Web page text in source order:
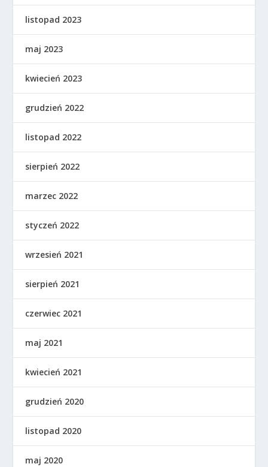
listopad 2023
maj 2023
kwiecień 2023
grudzień 2022
listopad 2022
sierpień 2022
marzec 2022
styczeń 2022
wrzesień 2021
sierpień 2021
czerwiec 2021
maj 2021
kwiecień 2021
grudzień 2020
listopad 2020
maj 2020